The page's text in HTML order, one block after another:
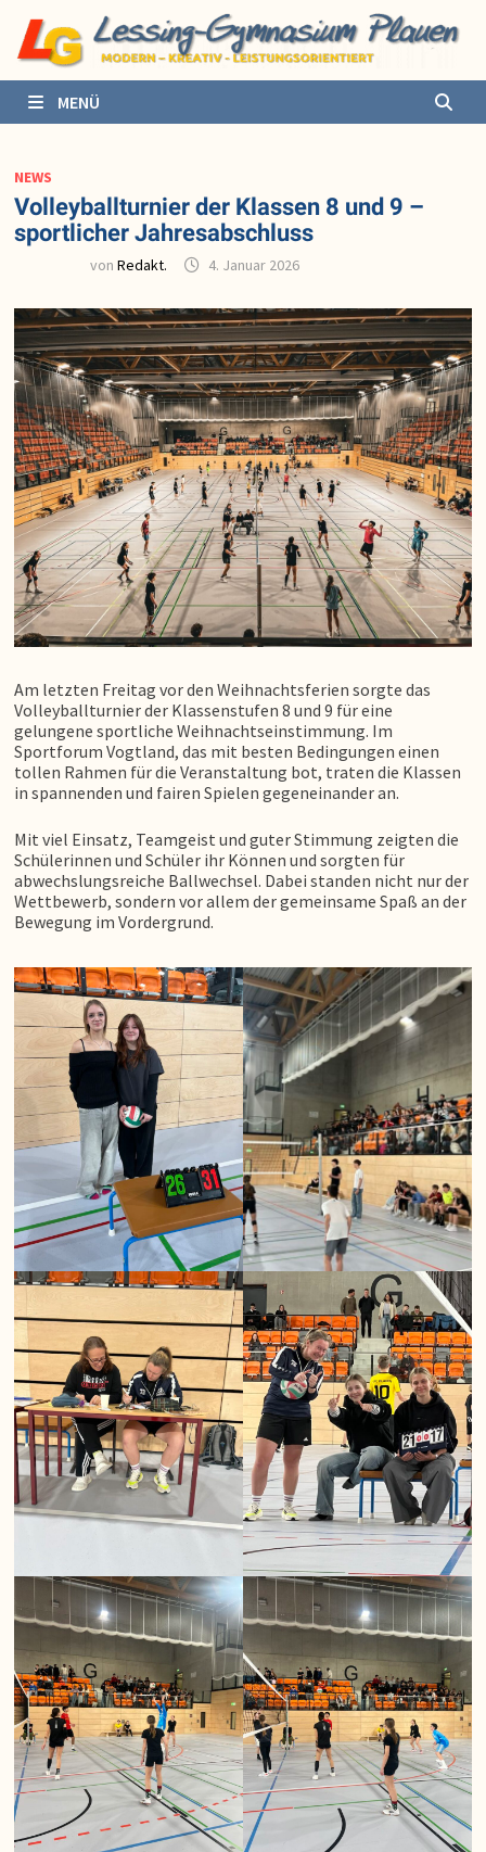
zum
Inhalt
MENÜ
NEWS
Volleyballturnier der Klassen 8 und 9 –
sportlicher Jahresabschluss
vonRedakt. 4. Januar 2026
Am letzten Freitag vor den Weihnachtsferien sorgte das
Volleyballturnier der Klassenstufen 8 und 9 für eine
gelungene sportliche Weihnachtseinstimmung. Im
Sportforum Vogtland, das mit besten Bedingungen einen
tollen Rahmen für die Veranstaltung bot, traten die Klassen
in spannenden und fairen Spielen gegeneinander an.
Mit viel Einsatz, Teamgeist und guter Stimmung zeigten die
Schülerinnen und Schüler ihr Können und sorgten für
abwechslungsreiche Ballwechsel. Dabei standen nicht nur der
Wettbewerb, sondern vor allem der gemeinsame Spaß an der
Bewegung im Vordergrund.